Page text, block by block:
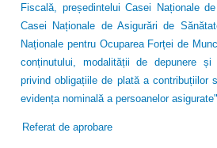
Fiscală, președintelui Casei Naționale
Casei Naționale de Asigurări de
Naționale pentru Ocuparea Forței de
conținutului, modalității de depunere
privind obligațiile de plată a contribuțiilor
evidența nominală a persoanelor asigurate"
Referat de aprobare